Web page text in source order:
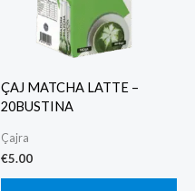
ÇAJ MATCHA LATTE –
20BUSTINA
Çajra
€5.00